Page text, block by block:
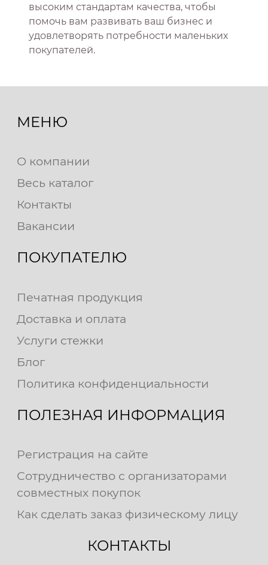
высоким стандартам качества, чтобы
помочь вам развивать ваш бизнес и
удовлетворять потребности маленьких
покупателей.
МЕНЮ
О компании
Весь каталог
Контакты
Вакансии
ПОКУПАТЕЛЮ
Печатная продукция
Доставка и оплата
Услуги стежки
Блог
Политика конфиденциальности
ПОЛЕЗНАЯ ИНФОРМАЦИЯ
Регистрация на сайте
Сотрудничество с организаторами
совместных покупок
Как сделать заказ физическому лицу
КОНТАКТЫ